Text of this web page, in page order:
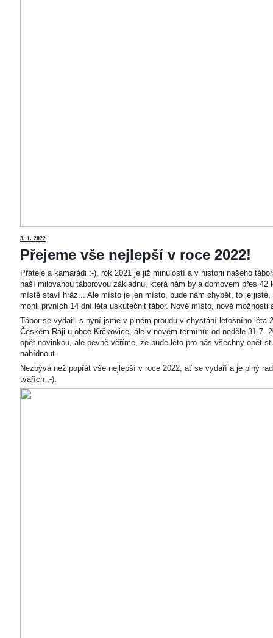
3. 1. 2022
Přejeme vše nejlepší v roce 2022!
Přátelé a kamarádi :-). rok 2021 je již minulostí a v historii našeho
naší milovanou táborovou základnu, která nám byla domovem přes
místě staví hráz... Ale místo je jen místo, bude nám chybět, to je
mohli prvních 14 dní léta uskutečnit tábor. Nové místo, nové
Tábor se vydařil s nyní jsme v plném proudu v chystání letošního léta
Českém Ráji u obce Krčkovice, ale v novém termínu: od neděle 31.7.
opět novinkou, ale pevně věříme, že bude léto pro nás všechny opět
nabídnout.
Nezbývá než popřát vše nejlepší v roce 2022, ať se vydaří a je plný
tvářích ;-).